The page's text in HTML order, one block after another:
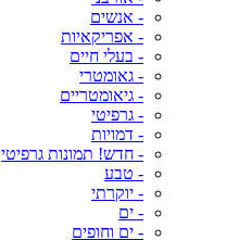
- אנשים
- אפריקאיות
- בעלי חיים
- גאומטרי
- גיאומטריים
- גרפיטי
- דמויות
- חדש! תמונות גרפיטי
- טבע
- יוקרתי
- ים
- ים וחופים